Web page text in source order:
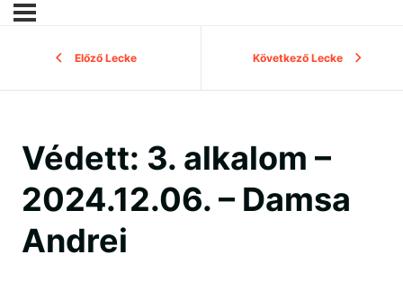
Előző Lecke Következő Lecke
Védett: 3. alkalom –
2024.12.06. – Damsa
Andrei